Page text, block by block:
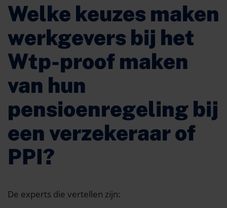
Welke keuzes maken
werkgevers bij het
Wtp-proof maken
van hun
pensioenregeling bij
een verzekeraar of
PPI?
De experts die vertellen zijn: